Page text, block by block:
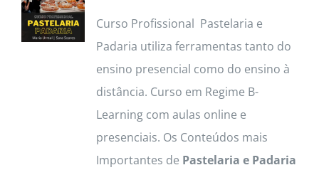
Curso Profissional Pastelaria e
Padaria utiliza ferramentas tanto do
ensino presencial como do ensino à
distância. Curso em Regime B-
Learning com aulas online e
presenciais. Os Conteúdos mais
Importantes de Pastelaria e Padaria